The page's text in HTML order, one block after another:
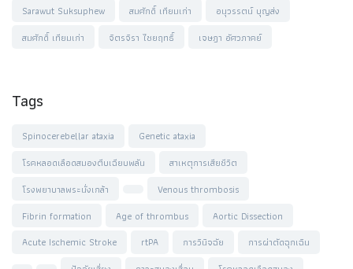
Sarawut Suksuphew
สมศักดิ์ เทียมเก่า
อนุวรรตน์ บุญส่ง
สมศักดิ์ เทียมเก่า
จิตรจิรา ไชยฤทธิ์ เจษฎา อัศวภาคย์
Tags
Spinocerebellar ataxia
Genetic ataxia
โรคหลอดเลือดสมองตีบเฉียบพลัน
สาเหตุการเสียชีวิต
โรงพยาบาลพระนั่งเกล้า
Venous thrombosis
Fibrin formation
Age of thrombus
Aortic Dissection
Acute Ischemic Stroke
rtPA การวินิจฉัย
การผ่าตัดฉุกเฉิน